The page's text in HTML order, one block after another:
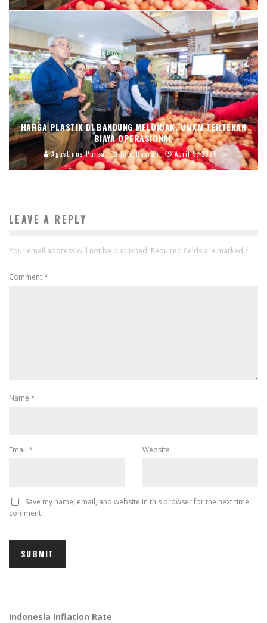
HARGA PLASTIK DI BANDUNG MELONJAK, UMKM TERTEKAN
BIAYA OPERASIONAL
Agustinus Purba Info Daerah April 9, 2026
LEAVE A REPLY
Your email address will not be published. Required fields are marked *
Comment*
Name *
Email * Website
Save my name, email, and website in this browser for the next time I
comment.
Indonesia Inflation Rate